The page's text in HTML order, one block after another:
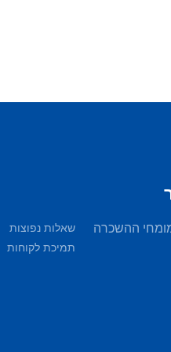
ההשכרה
שאלות נפוצות
תמיכת לקוחות